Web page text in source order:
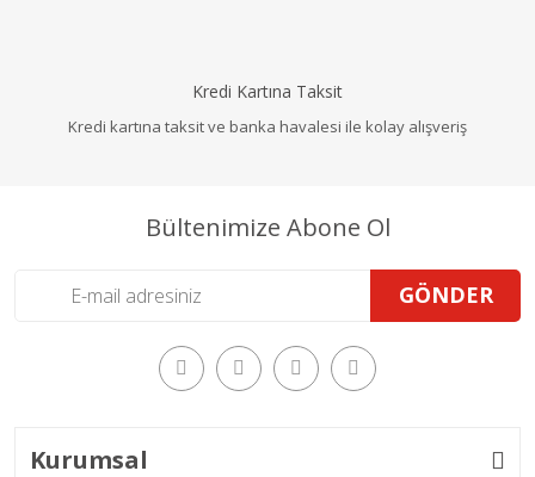
Kredi Kartına Taksit
Kredi kartına taksit ve banka havalesi ile kolay alışveriş
Bültenimize Abone Ol
GÖNDER
Kurumsal